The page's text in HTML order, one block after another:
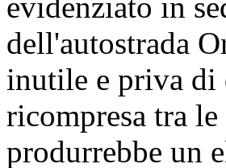
dell'autostrada
inutile e priva di
ricompresa tra
produrrebbe un